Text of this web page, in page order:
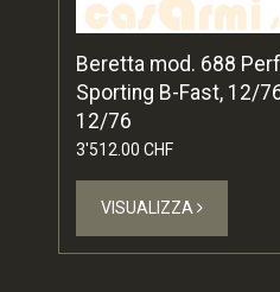
Beretta mod. 688
Sporting B-Fast, 12/
12/76
3'512.00 CHF
VISUALIZZA